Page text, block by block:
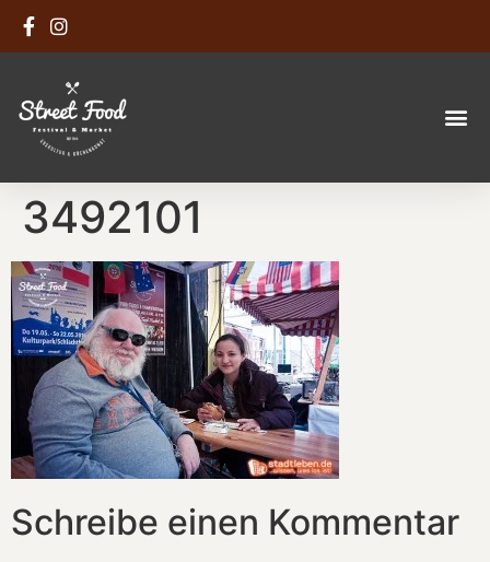
3492101
Schreibe einen Kommentar